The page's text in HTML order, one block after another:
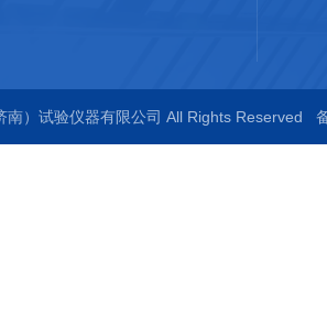
南）试验仪器有限公司 All Rights Reserved